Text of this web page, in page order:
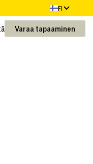
FI
Varaa tapaaminen